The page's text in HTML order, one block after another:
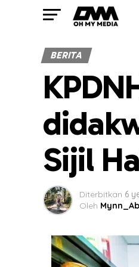
BERITA
Sijil
Diterbitkan 6
Oleh